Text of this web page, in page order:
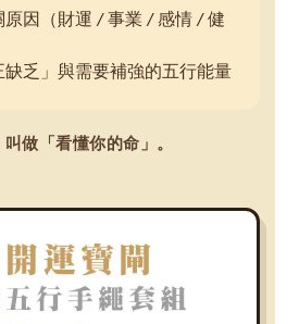
原因（財運 / 事業 / 感情 / 健
乏」與需要補強的五行能量
做「看懂你的命」。